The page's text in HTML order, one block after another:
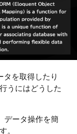
を取得したり
うにはどうした
データ操作を簡
。